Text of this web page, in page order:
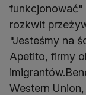
funkcjonować"
rozkwit
"Jesteśmy na
Apetito, firmy
Western